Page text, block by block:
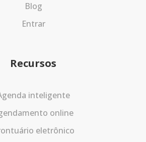
Blog
Entrar
Recursos
inteligente
online
eletrônico